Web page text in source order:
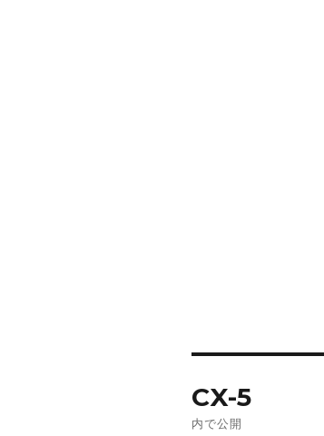
稿
CX-5
内で公開